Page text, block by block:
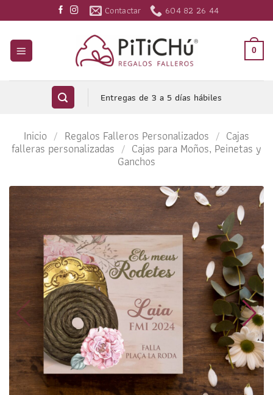
al
contenido
Contactar 604 82 26 44
0
Entregas de 3 a 5 días hábiles
Inicio / Regalos Falleros Personalizados / Cajas
falleras personalizadas / Cajas para Moños, Peinetas y
Ganchos